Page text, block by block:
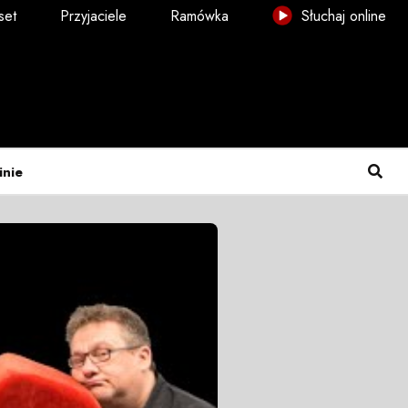
Przyjaciele Ramówka Słuchaj online